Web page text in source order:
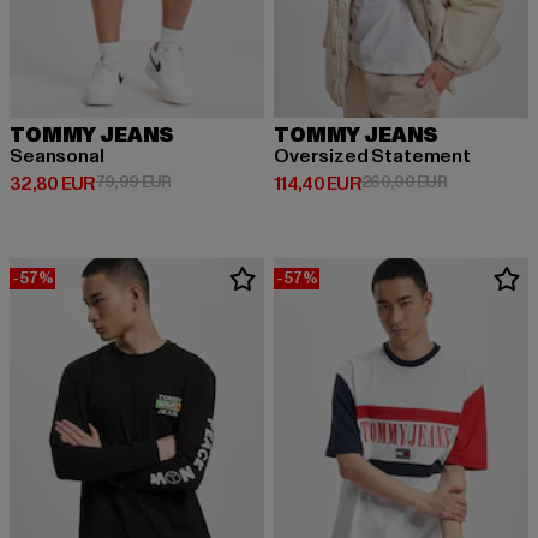
TOMMY JEANS
Seansonal
32,80 EUR
Ajankohtainen hinta: 32,80 EUR
79,99 EURKampanjahinta: 79,99 EUR
TOMMY JEANS
Oversized Statement
114,40 EUR
Ajankohtainen hinta: 114,40 EUR
260,00 EUR
-57% -57%